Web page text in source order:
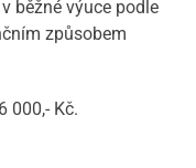
běžné výuce podle
způsobem
000,- Kč.